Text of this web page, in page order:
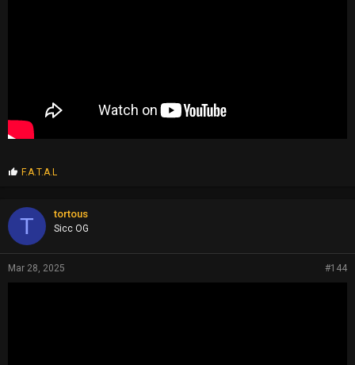
P
p
s
F.A.T.A.L
T tortous
Sicc OG
Mar 28, 2025 #144